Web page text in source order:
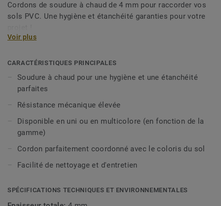
Cordons de soudure à chaud de 4 mm pour raccorder vos
sols PVC. Une hygiène et étanchéité garanties pour votre
Voir plus
CARACTÉRISTIQUES PRINCIPALES
Soudure à chaud pour une hygiène et une étanchéité
parfaites
Résistance mécanique élevée
Disponible en uni ou en multicolore (en fonction de la
gamme)
Cordon parfaitement coordonné avec le coloris du sol
Facilité de nettoyage et d'entretien
SPÉCIFICATIONS TECHNIQUES ET ENVIRONNEMENTALES